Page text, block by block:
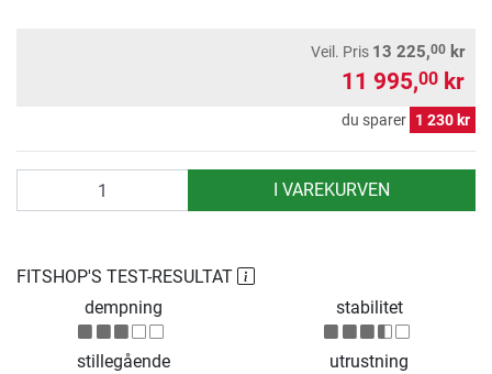
Veil. Pris 13 225,00 kr
11 995,00 kr
du sparer 1 230 kr
I VAREKURVEN
FITSHOP'S TEST-RESULTAT
dempning
stabilitet
stillegående utrustning